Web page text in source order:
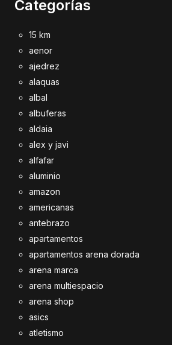
Categorías
15 km
aenor
ajedrez
alaquas
albal
albuferas
aldaia
alex y javi
alfafar
aluminio
amazon
americanas
antebrazo
apartamentos
apartamentos arena dorada
arena marca
arena multiespacio
arena shop
asics
atletismo